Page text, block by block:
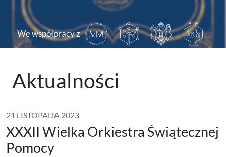
We współpracy z
Aktualności
21 LISTOPADA 2023
XXXII Wielka Orkiestra Świątecznej
Pomocy